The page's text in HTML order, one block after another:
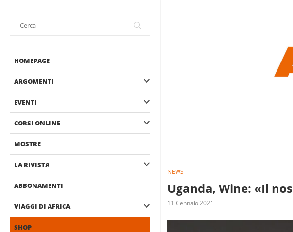
HOMEPAGE
ARGOMENTI
EVENTI
CORSI ONLINE
MOSTRE
LA RIVISTA
ABBONAMENTI
VIAGGI DI AFRICA
SHOP
NEWS
Uganda, Wine: «Il
11 Gennaio 2021